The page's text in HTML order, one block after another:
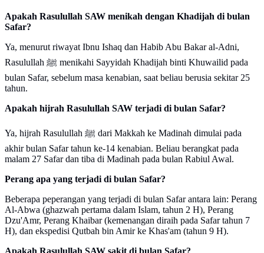
Apakah Rasulullah SAW menikah dengan Khadijah di bulan
Safar?
Ya, menurut riwayat Ibnu Ishaq dan Habib Abu Bakar al-Adni,
Rasulullah ﷺ menikahi Sayyidah Khadijah binti Khuwailid pada
bulan Safar, sebelum masa kenabian, saat beliau berusia sekitar 25
tahun.
Apakah hijrah Rasulullah SAW terjadi di bulan Safar?
Ya, hijrah Rasulullah ﷺ dari Makkah ke Madinah dimulai pada
akhir bulan Safar tahun ke-14 kenabian. Beliau berangkat pada
malam 27 Safar dan tiba di Madinah pada bulan Rabiul Awal.
Perang apa yang terjadi di bulan Safar?
Beberapa peperangan yang terjadi di bulan Safar antara lain: Perang
Al-Abwa (ghazwah pertama dalam Islam, tahun 2 H), Perang
Dzu'Amr, Perang Khaibar (kemenangan diraih pada Safar tahun 7
H), dan ekspedisi Qutbah bin Amir ke Khas'am (tahun 9 H).